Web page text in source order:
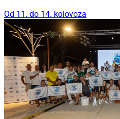
Od 11. do 14. kolovoza